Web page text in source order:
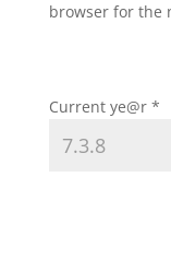
browser for the
Current ye@r *